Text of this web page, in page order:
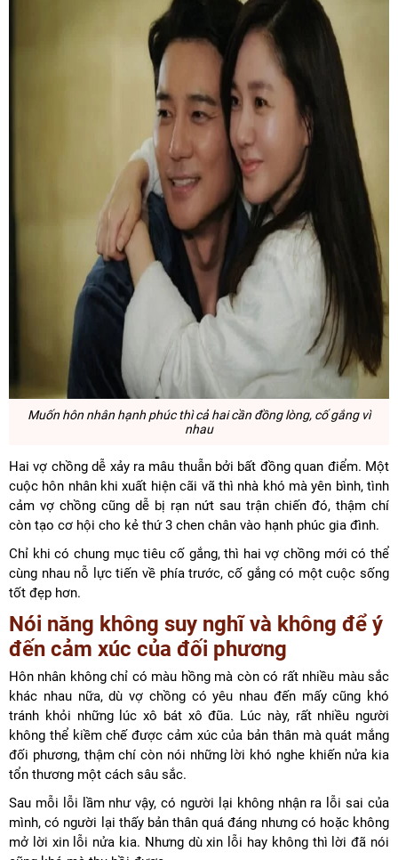
Muốn hôn nhân hạnh phúc thì cả hai cần đồng lòng, cố gắng vì
nhau
Hai vợ chồng dễ xảy ra mâu thuẫn bởi bất đồng quan điểm. Một
cuộc hôn nhân khi xuất hiện cãi vã thì nhà khó mà yên bình, tình
cảm vợ chồng cũng dễ bị rạn nứt sau trận chiến đó, thậm chí
còn tạo cơ hội cho kẻ thứ 3 chen chân vào hạnh phúc gia đình.
Chỉ khi có chung mục tiêu cố gắng, thì hai vợ chồng mới có thể
cùng nhau nỗ lực tiến về phía trước, cố gắng có một cuộc sống
tốt đẹp hơn.
Nói năng không suy nghĩ và không để ý
đến cảm xúc của đối phương
Hôn nhân không chỉ có màu hồng mà còn có rất nhiều màu sắc
khác nhau nữa, dù vợ chồng có yêu nhau đến mấy cũng khó
tránh khỏi những lúc xô bát xô đũa. Lúc này, rất nhiều người
không thể kiềm chế được cảm xúc của bản thân mà quát mắng
đối phương, thậm chí còn nói những lời khó nghe khiến nửa kia
tổn thương một cách sâu sắc.
Sau mỗi lỗi lầm như vậy, có người lại không nhận ra lỗi sai của
mình, có người lại thấy bản thân quá đáng nhưng có hoặc không
mở lời xin lỗi nửa kia. Nhưng dù xin lỗi hay không thì lời đã nói